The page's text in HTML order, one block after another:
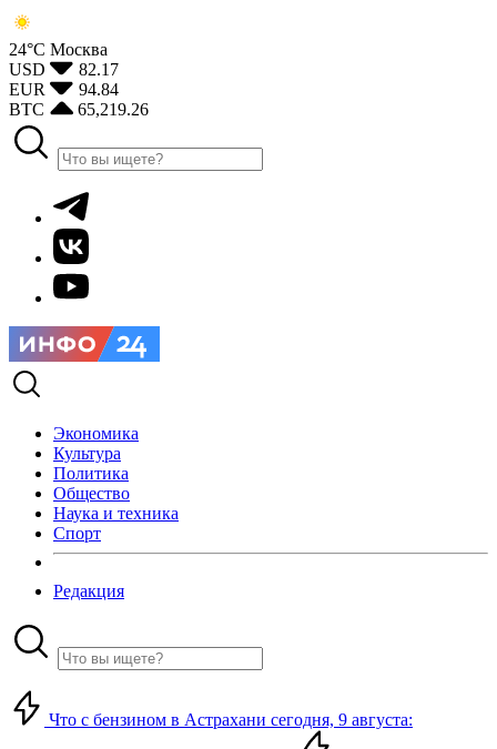
24°С Москва
USD
82.17
EUR
94.84
BTC
65,219.26
Экономика
Культура
Политика
Общество
Наука и техника
Спорт
Редакция
Что с бензином в Астрахани сегодня, 9 августа: